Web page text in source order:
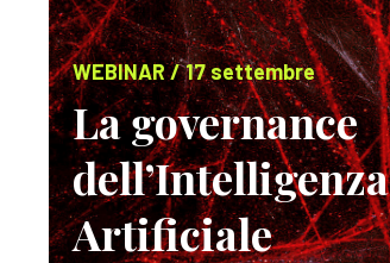
WEBINAR / 17 settembre
La governance
dell’Intelligenza
Artificiale